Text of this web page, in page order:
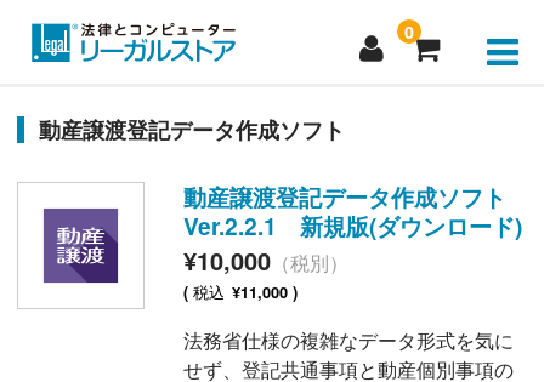
0
新規会員登録
製品購入
お問い合わせ
動産譲渡登記データ作成ソフト
動産譲渡登記データ作成ソフト
Ver.2.2.1 新規版(ダウンロード)
¥10,000 （税別）
( 税込 ¥11,000 )
法務省仕様の複雑なデータ形式を気に
せず、登記共通事項と動産個別事項の